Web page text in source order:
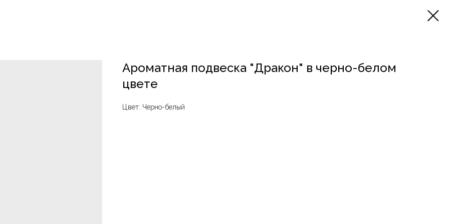
Ароматная подвеска "Дракон" в черно-белом
цвете
Цвет: Черно-белый